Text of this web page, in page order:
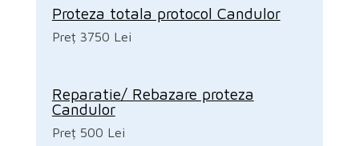
Proteza totala protocol Candulor
Preț 3750 Lei
Reparatie/ Rebazare proteza
Candulor
Preț 500 Lei